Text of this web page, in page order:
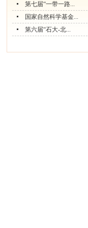
第七届“一带一路...
国家自然科学基金...
第六届“石大-北...